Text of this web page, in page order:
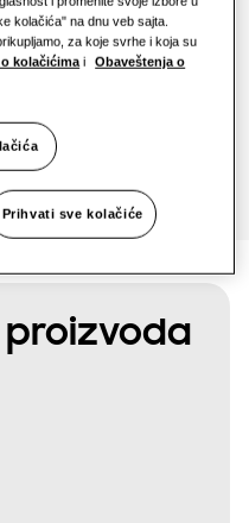
kolačića" na dnu veb sajta.
za koje svrhe i koja su
kolačićima i
Obaveštenja o
Prihvati sve kolačiće